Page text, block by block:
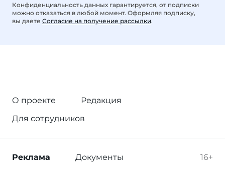
Конфиденциальность данных гарантируется, от подписки
можно отказаться в любой момент. Оформляя подписку,
вы даете Согласие на получение рассылки.
О проекте
Редакция
Для сотрудников
16+
Реклама Документы